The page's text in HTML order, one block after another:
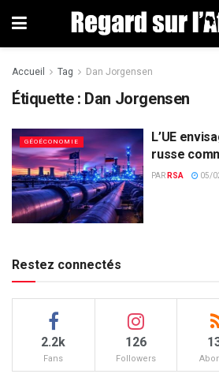
Accueil Tag Dan Jorgensen
Étiquette : Dan Jorgensen
GÉOÉCONOMIE
L’UE
russe
PAR RSA 05/
Restez connectés
2.2k
Fans
126
Followers